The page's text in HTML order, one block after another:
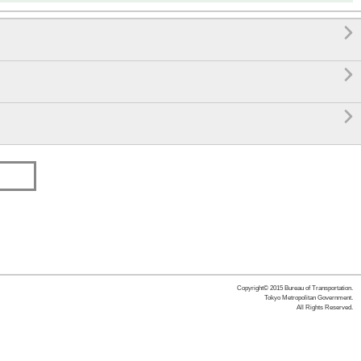



Copyright© 2015 Bureau of Transportation.
Tokyo Metropolitan Government.
All Rights Reserved.